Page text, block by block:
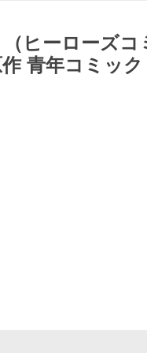
ヒーローズコ
年コミック